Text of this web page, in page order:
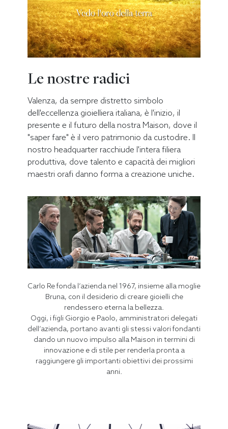
Le nostre radici
Valenza, da sempre distretto simbolo
dell'eccellenza gioielliera italiana, è l'inizio, il
presente e il futuro della nostra Maison, dove il
"saper fare" è il vero patrimonio da custodire. Il
nostro headquarter racchiude l'intera filiera
produttiva, dove talento e capacità dei migliori
maestri orafi danno forma a creazione uniche.
Carlo Re fonda l’azienda nel 1967, insieme alla moglie
Bruna, con il desiderio di creare gioielli che
rendessero eterna la bellezza.
Oggi, i figli Giorgio e Paolo, amministratori delegati
dell’azienda, portano avanti gli stessi valori fondanti
dando un nuovo impulso alla Maison in termini di
innovazione e di stile per renderla pronta a
raggiungere gli importanti obiettivi dei prossimi
anni.